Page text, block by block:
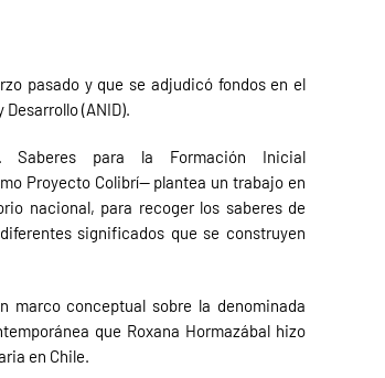
pasado y que se adjudicó fondos en el
(ANID).
Saberes para la Formación Inicial
Proyecto Colibrí— plantea un trabajo en
nacional, para recoger los saberes de
significados que se construyen
marco conceptual sobre la denominada
que Roxana Hormazábal hizo
en Chile.